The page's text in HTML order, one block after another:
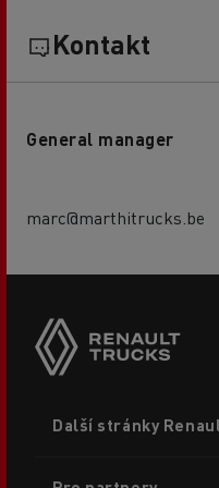
Kontakt
General manager
marc@marthitrucks.be
menu
Další stránky